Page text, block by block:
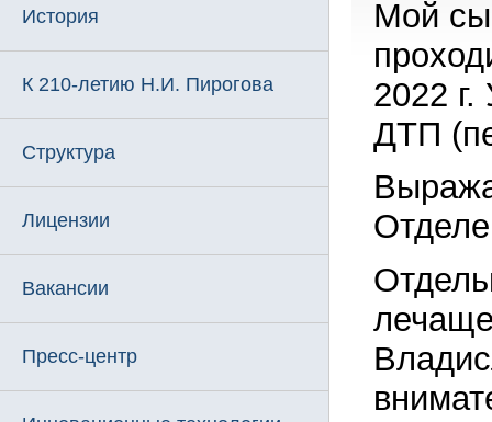
История
К 210-летию Н.И. Пирогова
Структура
Лицензии
Вакансии
Пресс-центр
Мой
2022
ДТП